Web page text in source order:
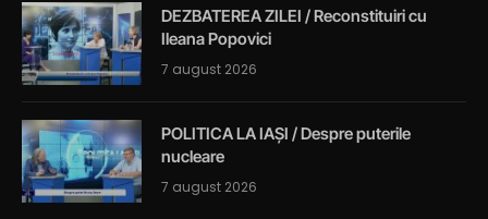
DEZBATEREA ZILEI / Reconstituiri cu
Ileana Popovici
7 august 2026
POLITICA LA IAȘI / Despre puterile
nucleare
7 august 2026